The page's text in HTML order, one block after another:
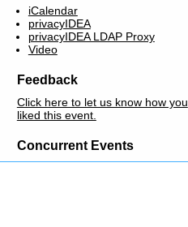
iCalendar
privacyIDEA
privacyIDEA LDAP Proxy
Video
Feedback
Click here to let us know how you
liked this event.
Concurrent Events